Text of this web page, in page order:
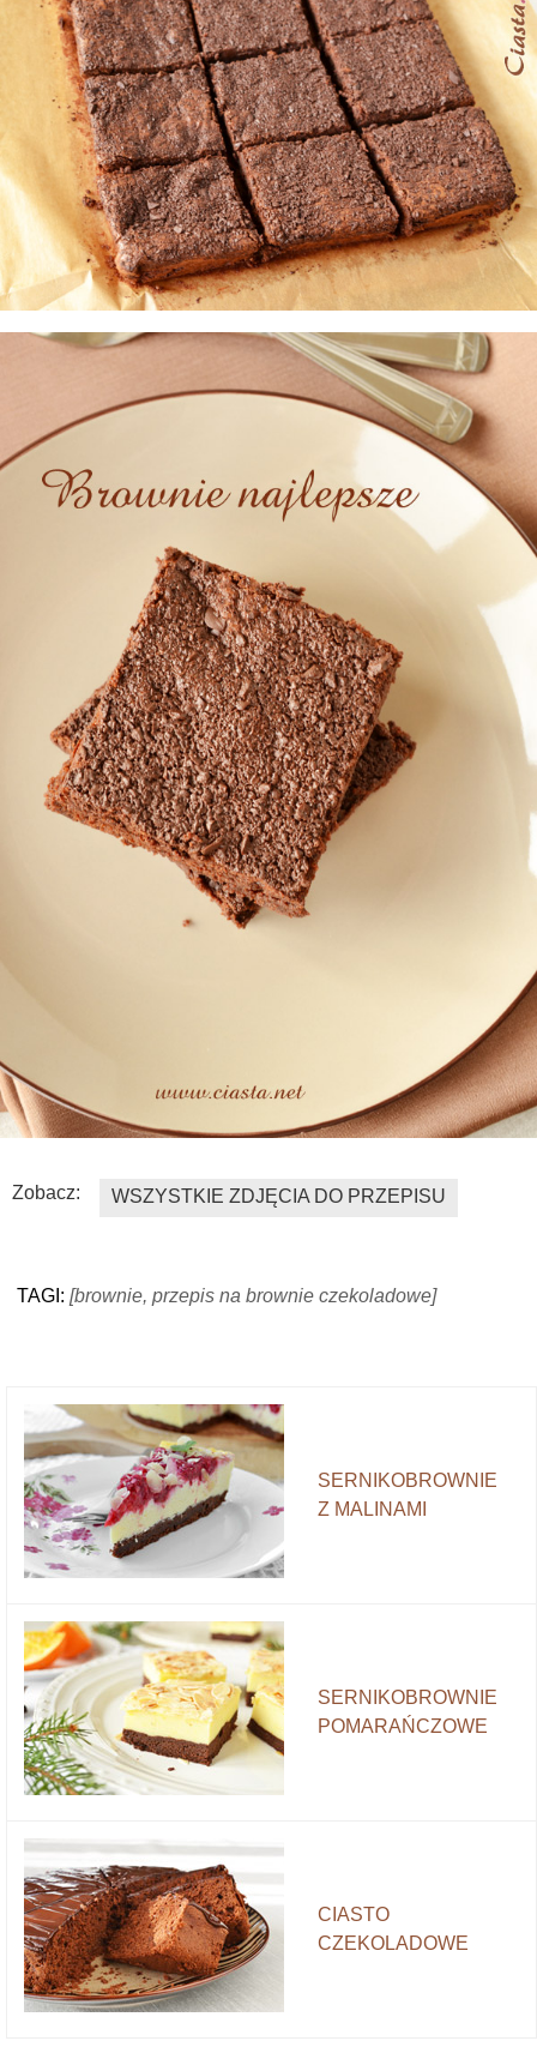
Zobacz: WSZYSTKIE ZDJĘCIA DO PRZEPISU
TAGI: [brownie, przepis na brownie czekoladowe]
SERNIKOBROWNIE
Z MALINAMI
SERNIKOBROWNIE
POMARAŃCZOWE
CIASTO
CZEKOLADOWE